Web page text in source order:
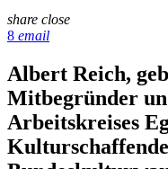
share close
8 email
Albert Reich,
Mitbegründer
Arbeitskreises